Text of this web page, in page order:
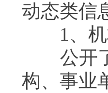
动态类信
1、
公开了
构、事业